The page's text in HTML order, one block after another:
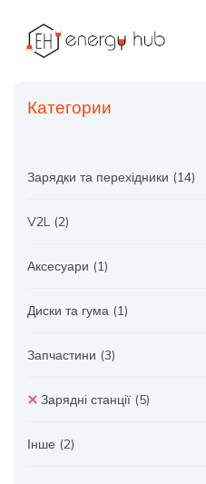
Категории
Зарядки та перехідники (14)
V2L (2)
Аксесуари (1)
Диски та гума (1)
Запчастини (3)
Зарядні станції (5)
Інше (2)